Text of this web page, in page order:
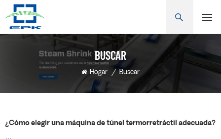
BUSCAR
Hogar / Buscar
¿Cómo elegir una máquina de túnel termorretráctil adecuada?